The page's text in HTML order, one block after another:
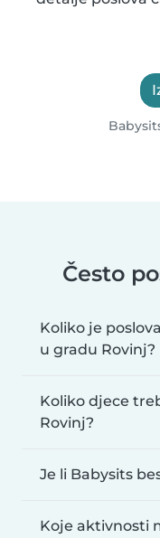
Često
Koliko je
u gradu Rovinj?
Koliko djece
Rovinj?
Je li Babysits
Koje aktivnosti